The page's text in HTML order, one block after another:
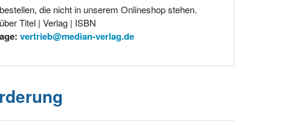
die nicht in unserem Onlineshop stehen.
Titel | Verlag | ISBN
vertrieb@median-verlag.de